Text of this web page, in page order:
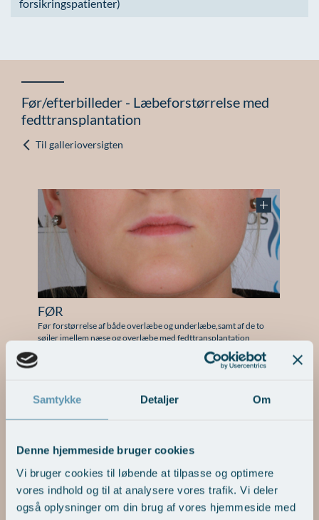
Samtykke Detaljer Om
Denne hjemmeside bruger cookies
Vi bruger cookies til løbende at tilpasse og optimere
vores indhold og til at analysere vores trafik. Vi deler
også oplysninger om din brug af vores hjemmeside med
forsikringspatienter)
Før/efterbilleder - Læbeforstørrelse med
fedttransplantation
Til gallerioversigten
FØR
Før forstørrelse af både overlæbe og underlæbe,samt af de to
søjler imellem næse og overlæbe med fedttransplantation
EFTER
Det endelige, blivende resultat kan vurderes efter 2 måneder.